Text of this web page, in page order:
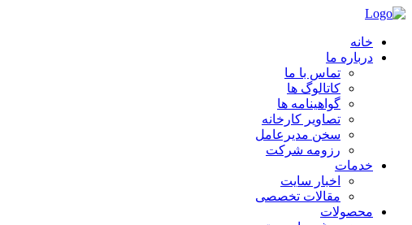
خانه
درباره ما
تماس با ما
کاتالوگ ها
گواهینامه ها
تصاویر کارخانه
سخن مدیرعامل
رزومه شرکت
خدمات
اخبار سایت
مقالات تخصصی
محصولات